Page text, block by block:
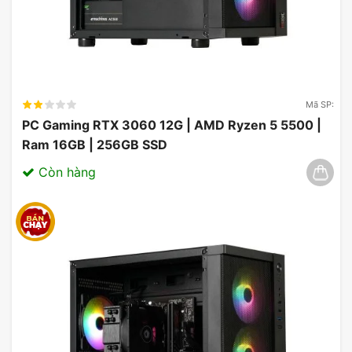
hoặc các Game Esport phổ thông với tốc độ cao
hơn gấp 4 lần ổ HDD . Ngoài ra với việc hỗ trợ
nâng cấp mạnh mẽ từ bo mạch chủ, bạn hoàn toàn
có thể gắn thêm ổ cứng HDD hoặc ổ cứng SSD
2.5″ giao tiếp Sata 3.
Mã SP:
PC Gaming RTX 3060 12G | AMD Ryzen 5 5500 |
Ram 16GB | 256GB SSD
Còn hàng